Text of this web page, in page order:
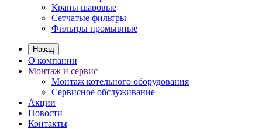
Краны шаровые
Сетчатые фильтры
Фильтры промывные
Назад
О компании
Монтаж и сервис
Монтаж котельного оборудования
Сервисное обслуживание
Акции
Новости
Контакты